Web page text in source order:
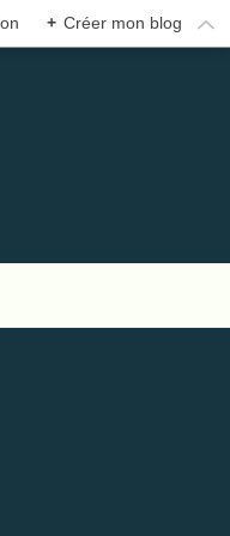
+ Créer mon blog